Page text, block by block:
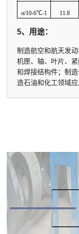
α/10-6℃-1 11.8
5、用途：
制造航空和航天发
机匣、轴、叶片、
和焊接结构件；制
造石油和化工领域